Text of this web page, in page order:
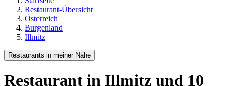
Restaurant-Übersicht
Österreich
Burgenland
Illmitz
Restaurants in meiner Nähe
Restaurant in Illmitz und 10